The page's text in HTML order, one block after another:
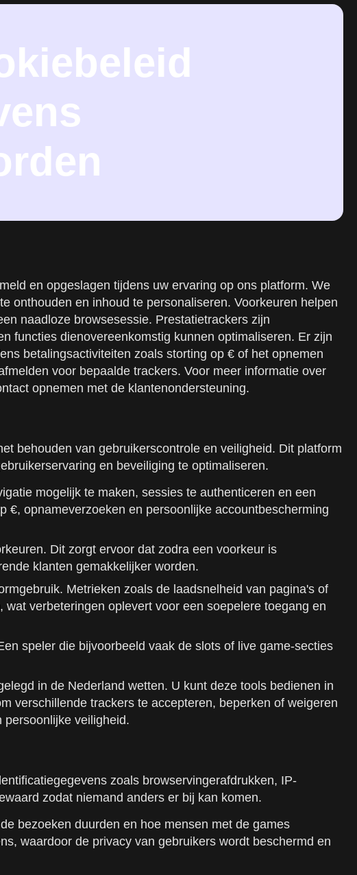
en opgeslagen tijdens uw ervaring op ons platform. We
onthouden en inhoud te personaliseren. Voorkeuren helpen
naadloze browsesessie. Prestatietrackers zijn
functies dienovereenkomstig kunnen optimaliseren. Er zijn
betalingsactiviteiten zoals storting op € of het opnemen
voor bepaalde trackers. Voor meer informatie over
opnemen met de klantenondersteuning.
behouden van gebruikerscontrole en veiligheid. Dit platform
en beveiliging te optimaliseren.
mogelijk te maken, sessies te authenticeren en een
opnameverzoeken en persoonlijke accountbescherming
Dit zorgt ervoor dat zodra een voorkeur is
klanten gemakkelijker worden.
Metrieken zoals de laadsnelheid van pagina's of
verbeteringen oplevert voor een soepelere toegang en
speler die bijvoorbeeld vaak de slots of live game-secties
in de Nederland wetten. U kunt deze tools bedienen in
verschillende trackers te accepteren, beperken of weigeren
veiligheid.
zoals browservingerafdrukken, IP-
zodat niemand anders er bij kan komen.
bezoeken duurden en hoe mensen met de games
waardoor de privacy van gebruikers wordt beschermd en